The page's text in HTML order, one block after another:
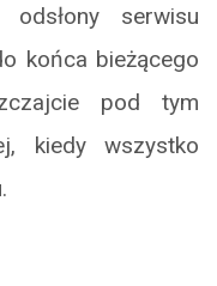
serwisu
końca bieżącego
pod tym
kiedy wszystko